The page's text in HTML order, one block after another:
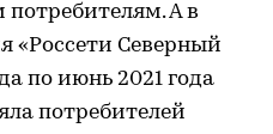
А в
«Россети Северный
по июнь 2021 года
потребителей